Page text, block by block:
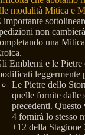
modalità Mitica e
importante
non
una
Emblemi e le Pietre
leggermente
Le Pietre dello
quelle fornite dalle
precedenti.
4 fornirà lo stesso
+12 della Stagione